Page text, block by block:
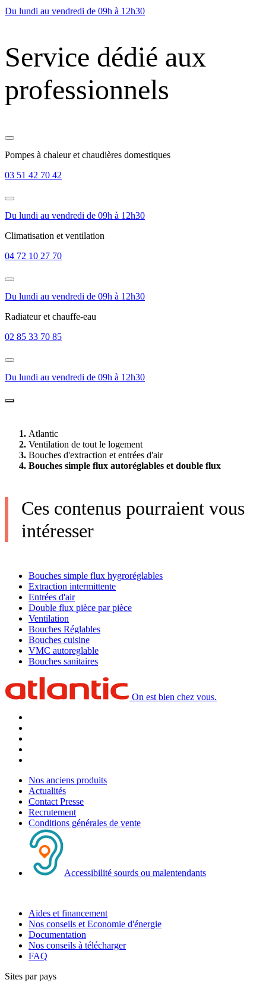
Du lundi au vendredi de 09h à 12h30
Service dédié aux
professionnels
Pompes à chaleur et chaudières domestiques
03 51 42 70 42
Du lundi au vendredi de 09h à 12h30
Climatisation et ventilation
04 72 10 27 70
Du lundi au vendredi de 09h à 12h30
Radiateur et chauffe-eau
02 85 33 70 85
Du lundi au vendredi de 09h à 12h30
Atlantic
Ventilation de tout le logement
Bouches d'extraction et entrées d'air
Bouches simple flux autoréglables et double flux
Ces contenus pourraient vous
intéresser
Bouches simple flux hygroréglables
Extraction intermittente
Entrées d'air
Double flux pièce par pièce
Ventilation
Bouches Réglables
Bouches cuisine
VMC autoreglable
Bouches sanitaires
On est bien chez vous.
Nos anciens produits
Actualités
Contact Presse
Recrutement
Conditions générales de vente
Accessibilité sourds ou malentendants
Aides et financement
Nos conseils et Economie d'énergie
Documentation
Nos conseils à télécharger
FAQ
Sites par pays